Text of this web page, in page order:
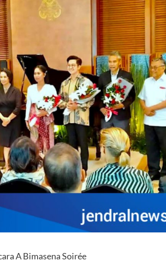
A Bimasena Soirée